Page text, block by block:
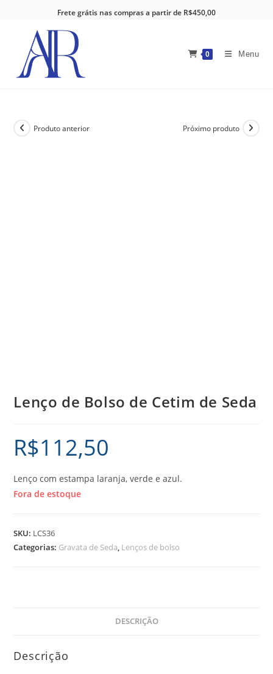
Frete grátis nas compras a partir de R$450,00
0 Menu
Produto anterior Próximo produto
Lenço de Bolso de Cetim de Seda
R$112,50
Lenço com estampa laranja, verde e azul.
Fora de estoque
SKU: LCS36
Categorias: Gravata de Seda, Lenços de bolso
DESCRIÇÃO
Descrição